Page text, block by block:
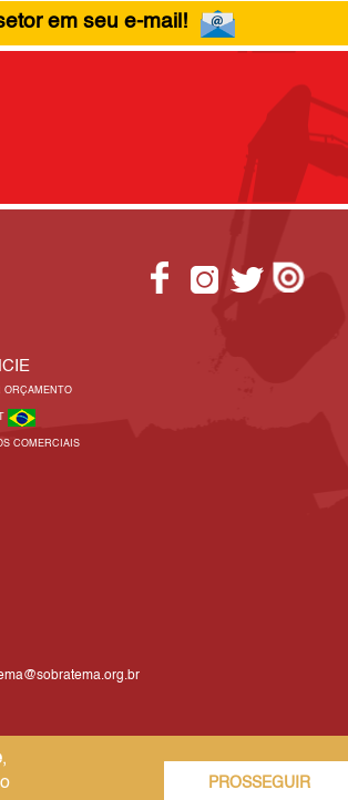
em seu e-mail!
ORÇAMENTO
COMERCIAIS
,
PROSSEGUIR